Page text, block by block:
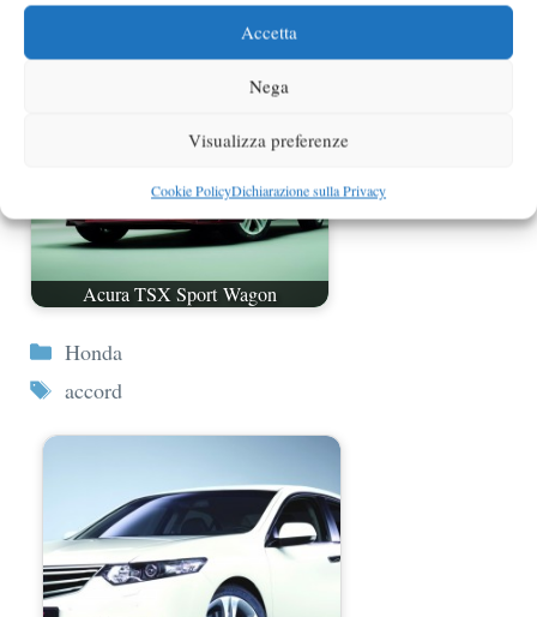
Accetta
Nega
Visualizza preferenze
Cookie PolicyDichiarazione sulla Privacy
Acura TSX Sport Wagon
Categorie
Honda
Tag
accord